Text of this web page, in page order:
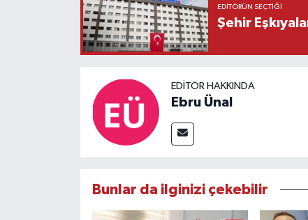
EDITÖRÜN SEÇTIĞI
Şehir
EDITÖR HAKKINDA
Ebru Ünal
Bunlar da ilginizi çekebilir